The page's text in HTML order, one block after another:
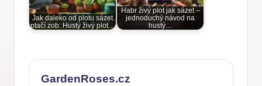
Jak daleko od plotu sázet
ptačí zob: Hustý živý plot…
Habr živý plot jak sázet –
jednoduchý návod na
hustý…
GardenRoses.cz